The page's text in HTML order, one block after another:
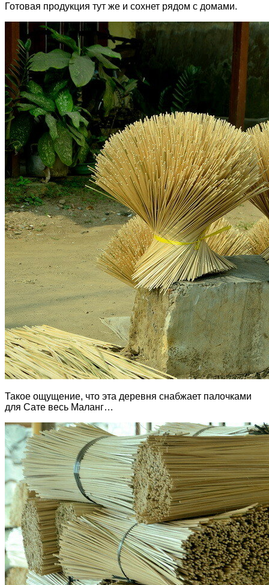
Готовая продукция тут же и сохнет рядом с домами.
Такое ощущение, что эта деревня снабжает палочками
для Сате весь Маланг…